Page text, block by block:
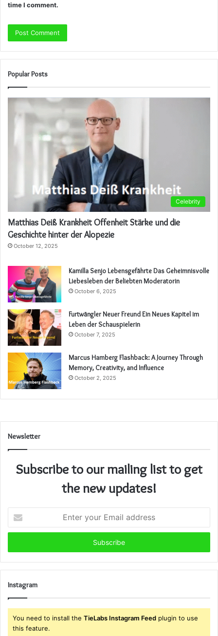
time I comment.
Popular Posts
Celebrity
Matthias Deiß Krankheit Offenheit Stärke und die
Geschichte hinter der Alopezie
October 12, 2025
Kamilla Senjo Lebensgefährte Das Geheimnisvolle
Liebesleben der Beliebten Moderatorin
October 6, 2025
Furtwängler Neuer Freund Ein Neues Kapitel im
Leben der Schauspielerin
October 7, 2025
Marcus Hamberg Flashback: A Journey Through
Memory, Creativity, and Influence
October 2, 2025
Newsletter
Subscribe to our mailing list to get
the new updates!
your
Email
Instagram
You need to install the TieLabs Instagram Feed plugin to use
this feature.